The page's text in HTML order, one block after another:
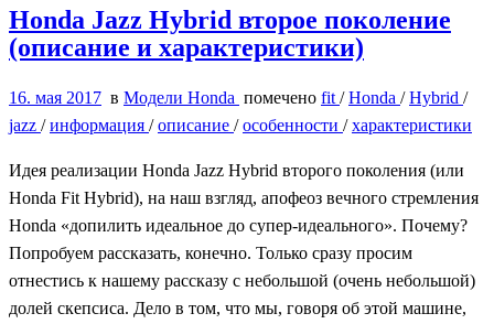
Honda Jazz Hybrid второе поколение
(описание и характеристики)
16. мая 2017 в Модели Honda помечено fit /Honda /Hybrid /
jazz /информация /описание /особенности /характеристики
Идея реализации Honda Jazz Hybrid второго поколения (или
Honda Fit Hybrid), на наш взгляд, апофеоз вечного стремления
Honda «допилить идеальное до супер-идеального». Почему?
Попробуем рассказать, конечно. Только сразу просим
отнестись к нашему рассказу с небольшой (очень небольшой)
долей скепсиса. Дело в том, что мы, говоря об этой машине,